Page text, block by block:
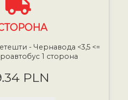
- Чернавода <3,5 <=
1 сторона
PLN